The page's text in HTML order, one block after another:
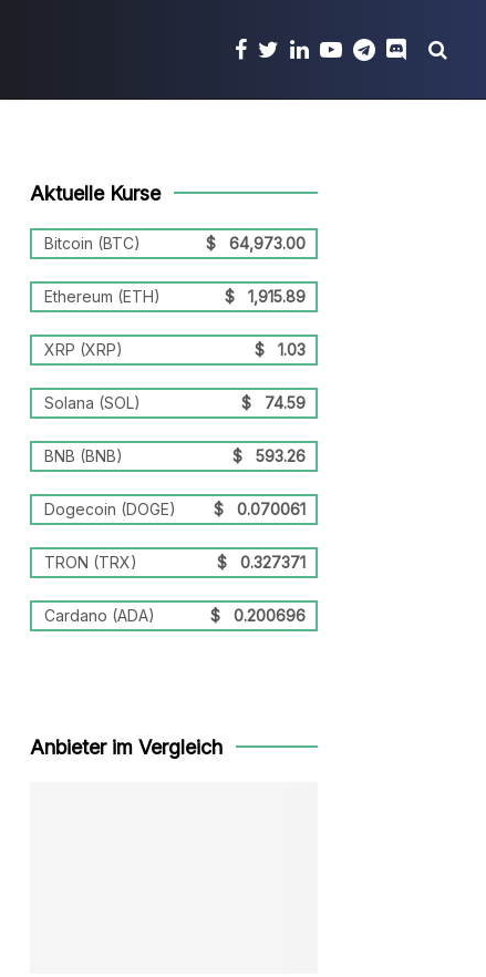
Aktuelle Kurse
Bitcoin (BTC) $ 64,973.00
Ethereum (ETH) $ 1,915.89
XRP (XRP) $ 1.03
Solana (SOL) $ 74.59
BNB (BNB) $ 593.26
Dogecoin (DOGE) $ 0.070061
TRON (TRX) $ 0.327371
Cardano (ADA) $ 0.200696
Anbieter im Vergleich